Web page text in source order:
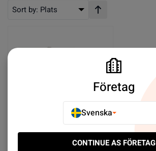
Sort by: Plats Stigande ordning
Motorola G41 Battery
Företag
Svenska
CONTINUE AS FÖRETAG